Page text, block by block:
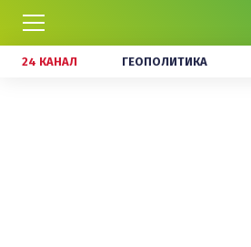
24 КАНАЛ ГЕОПОЛИТИКА